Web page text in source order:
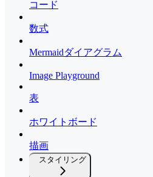
コード
数式
Mermaidダイアグラム
Image Playground
表
ホワイトボード
描画
スタイリング